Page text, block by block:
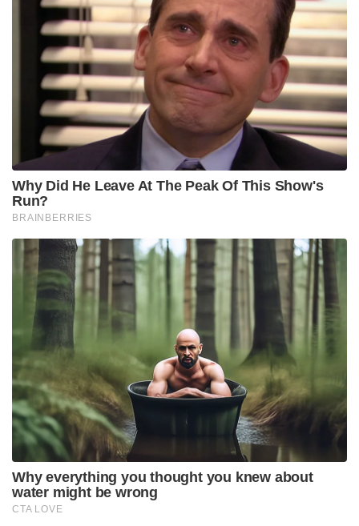
എക്കാലത്തെയും ഉയർന്ന നിരക്കായ 8.41
ഡോളറിലെത്തിയതായി ബ്ലൂംബെർഗ് റിപ്പോർട്ട്
ചെയ്തിരുന്നു.ഇതോടെ പ്രതിസന്ധി തരണം
ചെയ്യാനായി മറ്റുരാജ്യങ്ങളുടെ സഹായം
തേടിയിരിക്കുകയാണ് അമേരിക്ക. യുഎസ്
അഗ്രികൾച്ചർ ഡിപ്പാർട്ട്‌മെന്റ് (യുഎസ്ഡിഎ) ആണ്
നിരവധി യൂറോപ്യൻ യൂണിയൻ രാജ്യങ്ങളെ
സമീപിച്ചത്.
ഫിൻലാൻഡ്,സ്വീഡൻ,നെതർലൻഡ്‌ലിത്വിയാന,ഡെൻ
മാർക്ക് തുടങ്ങിയ രാജ്യങ്ങളുടെ വാതിലുകളിലാണ്
അമേരിക്ക മുട്ടിയത്.
എന്നാൽ, അമേരിക്കയുടെ അഭ്യർഥന ഫിൻലൻഡ്
നിരസിച്ചിരിക്കുകയാണ്. തങ്ങൾ കയറ്റിയിറക്കുന്ന
മുട്ടയ്ക്ക് വിപണി ലഭിക്കുന്നത് സംബന്ധിച്ച് യാതൊരു
ചർച്ചകളും ഉണ്ടായില്ലെന്ന് കാണിച്ചാണ് ഫിൻലൻഡ്
കയറ്റുമതി നിഷേധിച്ചത്.ഫിൻലൻഡിന് നിലവിൽ
യുഎസിലേക്ക് മുട്ട കയറ്റുമതി ചെയ്യാനാവശ്യമായ
അനുമതിയില്ല. അത് നേടിയെടുക്കാൻ വലിയ
അധ്വാനംവേണ്ടിവരുമെന്നതുകൂടി യുഎസിന്റെ
ആവശ്യം നിഷേധിക്കാനുള്ള കാരണമായി
ചൂണ്ടിക്കാണിക്കുന്നു.
ഡെൻമാർക്കാകട്ടെ കിട്ടിയ അവസരം
മുതലാക്കാനുള്ള ശ്രമത്തിലാണ്. ഗ്രീൻലാൻഡ്
അമേരിക്കയ്ക്ക് വിൽക്കാൻ ഡെന്മാർക്ക്